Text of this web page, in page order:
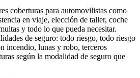
coberturas para automovilistas como
en viaje, elección de taller, coche
y todo lo que pueda necesitar.
de seguro: todo riesgo, todo riesgo
incendio, lunas y robo, terceros
según la modalidad de seguro que